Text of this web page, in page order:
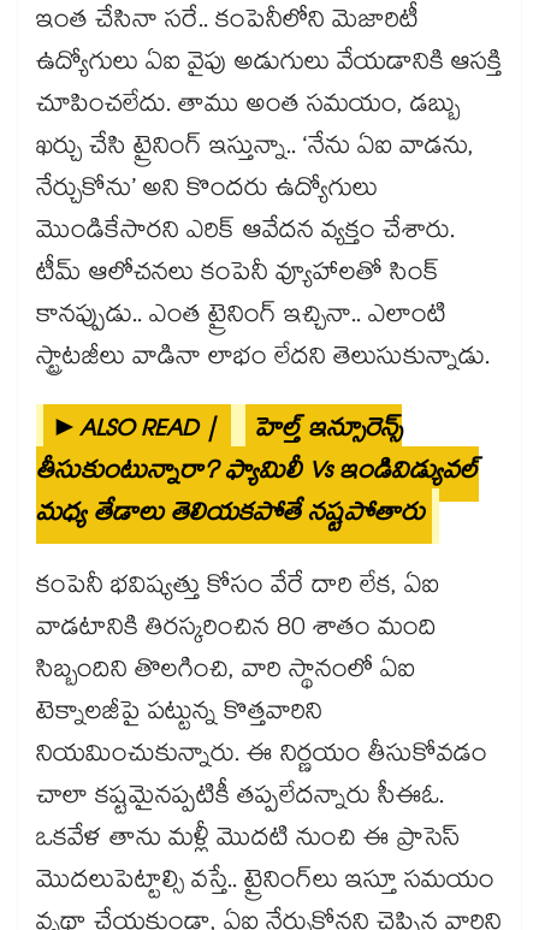
ఇంత చేసినా సరే.. కంపెనీలోని మెజారిటీ
ఉద్యోగులు ఏఐ వైపు అడుగులు వేయడానికి ఆసక్తి
చూపించలేదు. తాము అంత సమయం, డబ్బు
ఖర్చు చేసి ట్రైనింగ్ ఇస్తున్నా.. ‘నేను ఏఐ వాడను,
నేర్చుకోను’ అని కొందరు ఉద్యోగులు
మొండికేసారని ఎరిక్ ఆవేదన వ్యక్తం చేశారు.
టీమ్ ఆలోచనలు కంపెనీ వ్యూహాలతో సింక్
కానప్పుడు.. ఎంత ట్రైనింగ్ ఇచ్చినా.. ఎలాంటి
స్ట్రాటజీలు వాడినా లాభం లేదని తెలుసుకున్నాడు.
►ALSO READ |
హెల్త్ ఇన్సూరెన్స్
తీసుకుంటున్నారా? ఫ్యామిలీ Vs ఇండివిడ్యువల్
మధ్య తేడాలు తెలియకపోతే నష్టపోతారు
కంపెనీ భవిష్యత్తు కోసం వేరే దారి లేక, ఏఐ
వాడటానికి తిరస్కరించిన 80 శాతం మంది
సిబ్బందిని తొలగించి, వారి స్థానంలో ఏఐ
టెక్నాలజీపై పట్టున్న కొత్తవారిని
నియమించుకున్నారు. ఈ నిర్ణయం తీసుకోవడం
చాలా కష్టమైనప్పటికీ తప్పలేదన్నారు సీఈఓ.
ఒకవేళ తాను మళ్లీ మొదటి నుంచి ఈ ప్రాసెస్
మొదలుపెట్టాల్సి వస్తే.. ట్రైనింగ్‌లు ఇస్తూ సమయం